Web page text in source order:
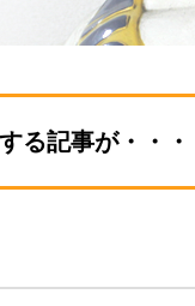
る記事が・・・